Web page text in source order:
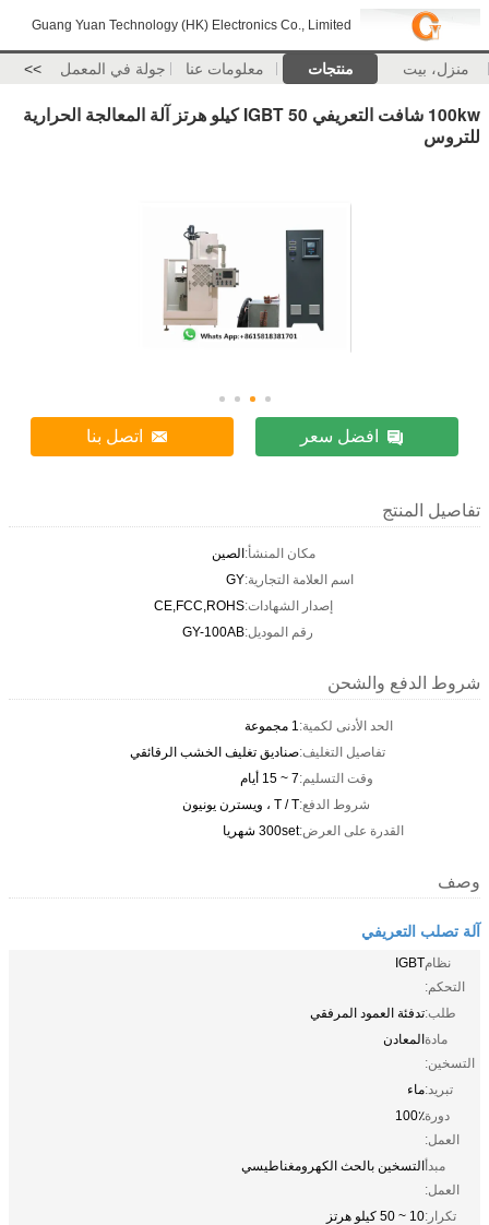
Guang Yuan Technology (HK) Electronics Co., Limited
منزل، بيت منتجات معلومات عنا جولة في المعمل >>
100kw شافت التعريفي IGBT 50 كيلو هرتز آلة المعالجة الحرارية
للتروس
افضل سعر اتصل بنا
تفاصيل المنتج
مكان المنشأ:الصين
اسم العلامة التجارية:GY
إصدار الشهادات:CE,FCC,ROHS
رقم الموديل:GY-100AB
شروط الدفع والشحن
الحد الأدنى لكمية:1 مجموعة
تفاصيل التغليف:صناديق تغليف الخشب الرقائقي
وقت التسليم:7 ~ 15 أيام
شروط الدفع:T / T ، ويسترن يونيون
القدرة على العرض:300set شهريا
وصف
آلة تصلب التعريفي
نظام
التحكم:
IGBT
طلب:تدفئة العمود المرفقي
مادة
التسخين:
المعادن
تبريد:ماء
دورة
العمل:
100٪
مبدأ
العمل:
التسخين بالحث الكهرومغناطيسي
تكرار:10 ~ 50 كيلو هرتز